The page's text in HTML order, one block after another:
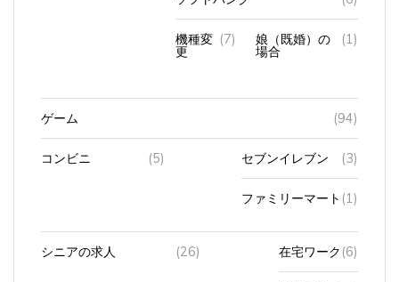
機種変
更
(7) 娘（既婚）の
場合
(1)
ゲーム (94)
コンビニ (5) セブンイレブン (3)
ファミリーマート (1)
シニアの求人 (26) 在宅ワーク (6)